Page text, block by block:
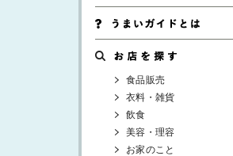
食品販売
衣料・雑貨
飲食
美容・理容
お家のこと